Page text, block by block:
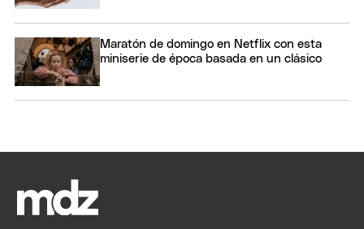
Maratón de domingo en Netflix con esta
miniserie de época basada en un clásico